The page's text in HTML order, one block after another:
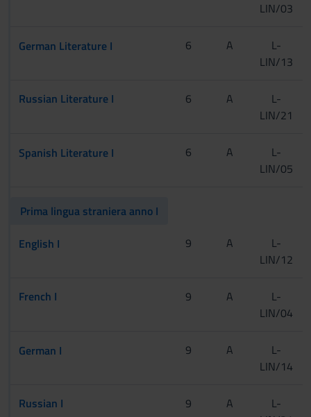
LIN/03
German Literature I 6 A
L-
LIN/13
Russian Literature I 6 A
L-
LIN/21
Spanish Literature I 6 A
L-
LIN/05
Prima lingua straniera anno I
English I
9 A
L-
LIN/12
French I 9 A
L-
LIN/04
German I 9 A
L-
LIN/14
Russian I 9 A
L-